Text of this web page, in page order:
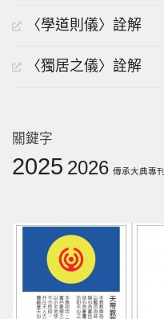
〈學道則儀〉詮解
〈獨居之儀〉詮解
關鍵字
2025 2026 傳承大典專刊